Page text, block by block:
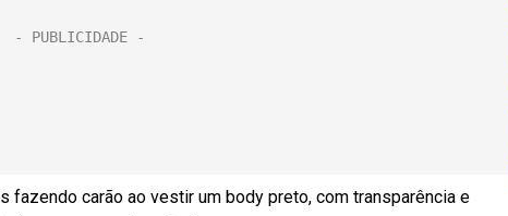
fazendo carão ao vestir um body preto, com transparência e